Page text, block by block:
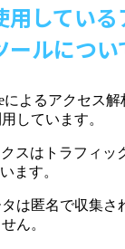
用してい
ールについ
によるアクセス解
しています。
スはトラフィッ
ます。
は匿名で収集さ
ん。